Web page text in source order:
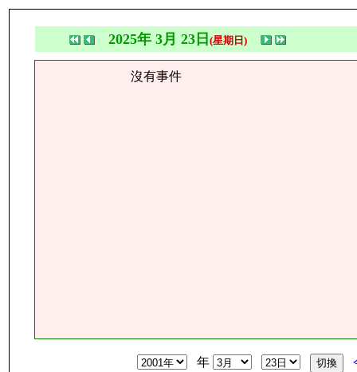
2025年 3月 23日 (星期日)
沒有事件
年